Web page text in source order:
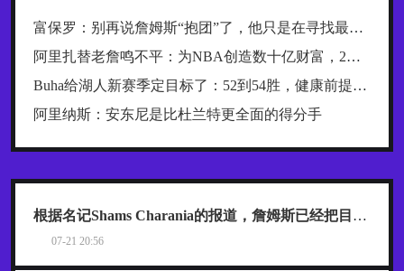
富保罗：别再说詹姆斯“抱团”了，他只是在寻找最好的合作者
阿里扎替老詹鸣不平：为NBA创造数十亿财富，2年800万被亏待了
Buha给湖人新赛季定目标了：52到54胜，健康前提下西部前四稳了
阿里纳斯：安东尼是比杜兰特更全面的得分手
根据名记Shams Charania的报道，詹姆斯已经把目标范围缩小到了热火、骑士和76人这三支东部球队
07-21 20:56